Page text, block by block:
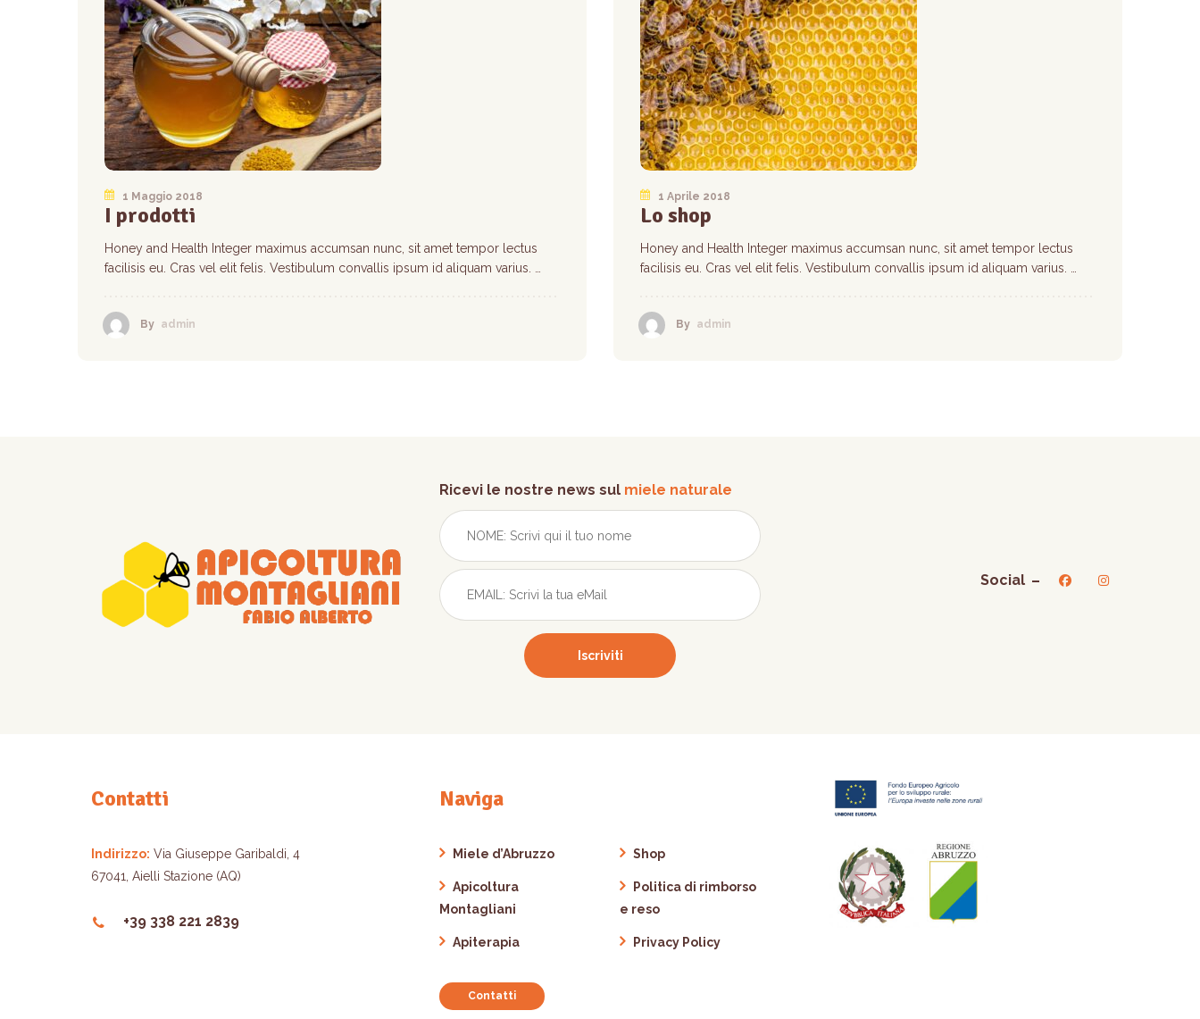
1 Maggio 2018
I prodotti
Honey and Health Integer maximus accumsan nunc, sit amet tempor lectus
facilisis eu. Cras vel elit felis. Vestibulum convallis ipsum id aliquam varius. …
By admin
1 Aprile 2018
Lo shop
Honey and Health Integer maximus accumsan nunc, sit amet tempor lectus
facilisis eu. Cras vel elit felis. Vestibulum convallis ipsum id aliquam varius. …
By admin
Ricevi le nostre news sul miele naturale
Social
Contatti
Indirizzo: Via Giuseppe Garibaldi, 4
67041, Aielli Stazione (AQ)
+39 338 221 2839
Naviga
Miele d’Abruzzo
Apicoltura
Montagliani
Apiterapia
Shop
Politica di rimborso
e reso
Privacy Policy
Contatti